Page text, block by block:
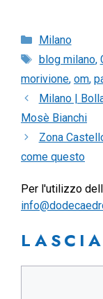
Categorie
Milano
Tag
blog milano,
morivione, om,
Milano |
Mosè Bianchi
Zona
come questo
Per l'utilizzo